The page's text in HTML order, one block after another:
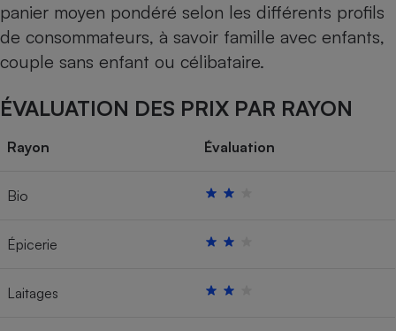
panier moyen pondéré selon les différents profils
de consommateurs, à savoir famille avec enfants,
couple sans enfant ou célibataire.
ÉVALUATION DES PRIX PAR RAYON
Rayon Évaluation
Bio
Épicerie
Laitages